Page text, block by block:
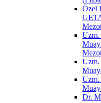
Özel
Dr.